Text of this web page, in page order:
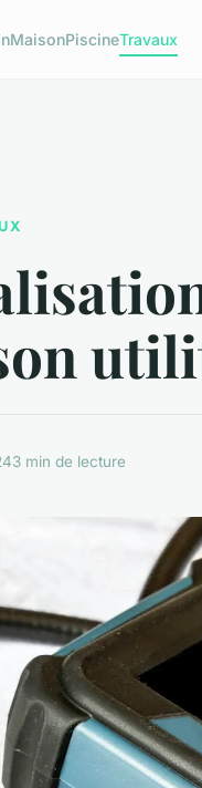
MaisonPiscineTravaux
3 min de lecture